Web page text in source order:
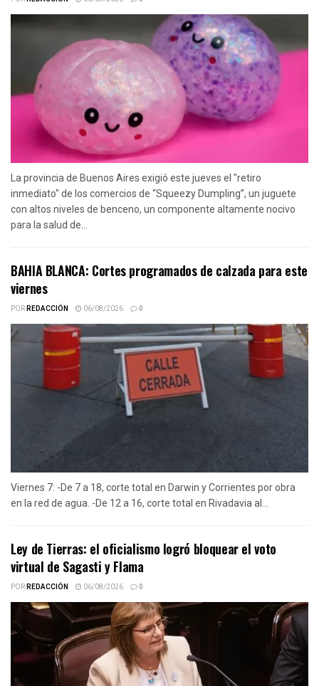
La provincia de Buenos Aires exigió este jueves el "retiro
inmediato" de los comercios de “Squeezy Dumpling”, un juguete
con altos niveles de benceno, un componente altamente nocivo
para la salud de...
BAHIA BLANCA: Cortes programados de calzada para este
viernes
PORREDACCIÓN 06/08/2026 0
Viernes 7: -De 7 a 18, corte total en Darwin y Corrientes por obra
en la red de agua. -De 12 a 16, corte total en Rivadavia al...
Ley de Tierras: el oficialismo logró bloquear el voto
virtual de Sagasti y Flama
PORREDACCIÓN 06/08/2026 0